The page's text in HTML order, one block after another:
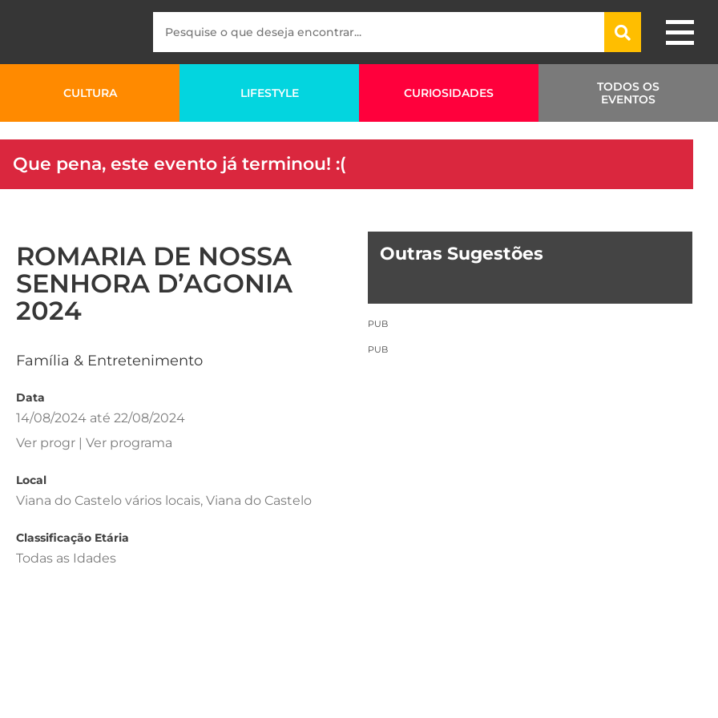
CULTURA LIFESTYLE CURIOSIDADES
TODOS OS
EVENTOS
Que pena, este evento já terminou! :(
ROMARIA DE NOSSA
SENHORA D’AGONIA
2024
Família & Entretenimento
Data
14/08/2024 até 22/08/2024
Ver progr | Ver programa
Local
Viana do Castelo vários locais, Viana do Castelo
Classificação Etária
Todas as Idades
Outras Sugestões
PUB
PUB